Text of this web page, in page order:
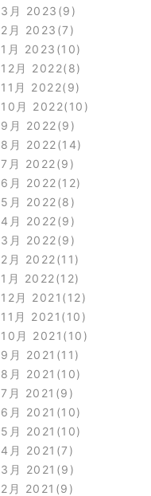
3月 2023 9
2月 2023 7
1月 2023 10
12月 2022 8
11月 2022 9
10月 2022 10
9月 2022 9
8月 2022 14
7月 2022 9
6月 2022 12
5月 2022 8
4月 2022 9
3月 2022 9
2月 2022 11
1月 2022 12
12月 2021
12
11月 2021
10
10月 2021
10
9月 2021
11
8月 2021
10
7月 2021
9
6月 2021
10
5月 2021
10
4月 2021 7
3月 2021
9
2月 2021
9